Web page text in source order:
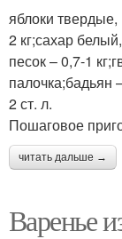
яблоки твердые,
2 кг;сахар
песок – 0,7-1
палочка;бадьян
2 ст. л.
Пошаговое
читать дальше →
Варенье